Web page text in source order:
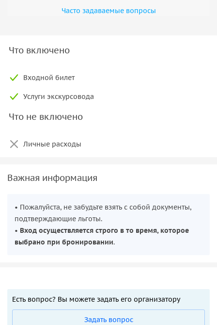
Часто задаваемые вопросы
Что включено
Входной билет
Услуги экскурсовода
Что не включено
Личные расходы
Важная информация
• Пожалуйста, не забудьте взять с собой документы,
подтверждающие льготы.
• Вход осуществляется строго в то время, которое
выбрано при бронировании.
Есть вопрос? Вы можете задать его организатору
Задать вопрос